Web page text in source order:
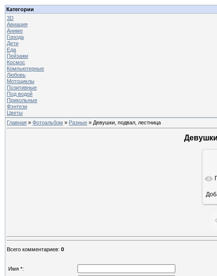
Категории
3D
Авиация
Аниме
Города
Дети
Еда
Пейзажи
Космос
Компьютерные
Любовь
Мотоциклы
Позитивные
Под водой
Прикольные
Фэнтези
Цветы
Главная » Фотоальбом » Разные » Девушки, подвал, лестница
Всего комментариев: 0
Имя *: